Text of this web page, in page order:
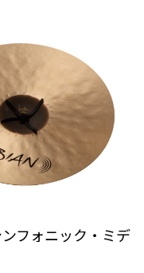
フォニック・ミデ